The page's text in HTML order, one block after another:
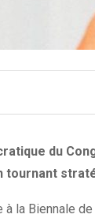
du
tournant
à la Biennale